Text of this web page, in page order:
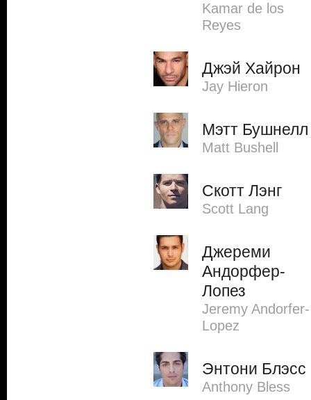
Kamar de los
Reyes
Джэй Хайрон
Jay Hieron
Мэтт Бушнелл
Matt Bushell
Скотт Лэнг
Scott Lang
Джереми
Андорфер-
Лопез
Jeremy Andorfer-
Lopez
Энтони Блэсс
Anthony Bless